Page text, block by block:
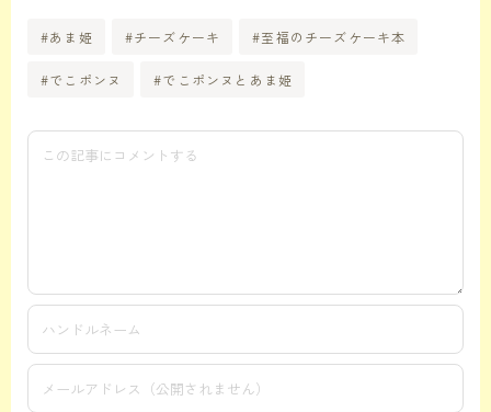
#あま姫 #チーズケーキ #至福のチーズケーキ本
#でこポンヌ #でこポンヌとあま姫